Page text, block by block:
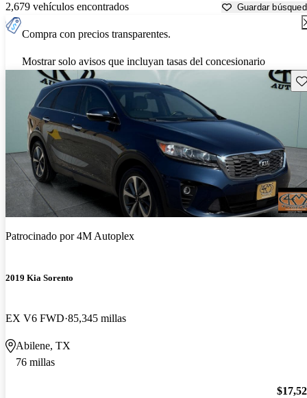
2,679 vehículos encontrados Guardar
Compra con precios transparentes.
Mostrar solo avisos que incluyan tasas del concesionario
Patrocinado por4M Autoplex
2019 Kia Sorento
EX V6 FWD 85,345 millas
Abilene, TX
76 millas